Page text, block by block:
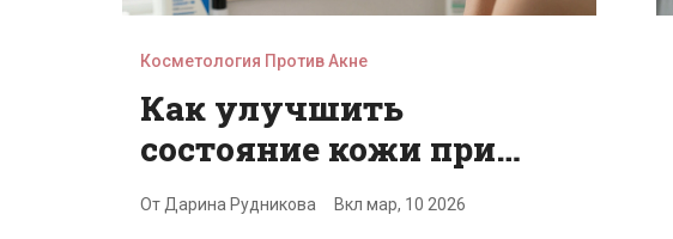
Косметология Против Акне
Как улучшить
состояние кожи при
акне: практические
От Дарина Рудникова Вкл мар, 10 2026